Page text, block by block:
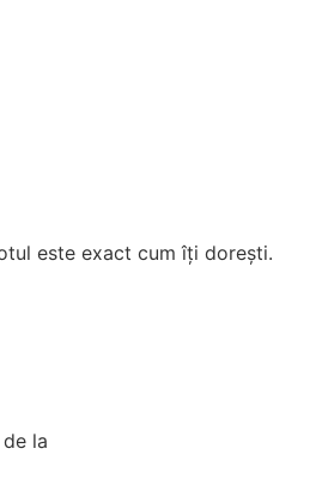
este exact cum îți dorești.
la